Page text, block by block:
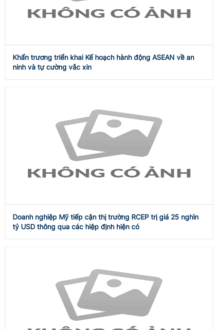
Khẩn trương triển khai Kế hoạch hành động ASEAN về an
ninh và tự cường vắc xin
Doanh nghiệp Mỹ tiếp cận thị trường RCEP trị giá 25 nghìn
tỷ USD thông qua các hiệp định hiện có